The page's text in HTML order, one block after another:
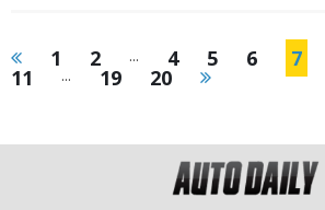
1 2 ... 4 5 6 7
11 ... 19 20